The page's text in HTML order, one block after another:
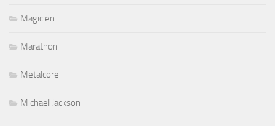
Magicien
Marathon
Metalcore
Michael Jackson